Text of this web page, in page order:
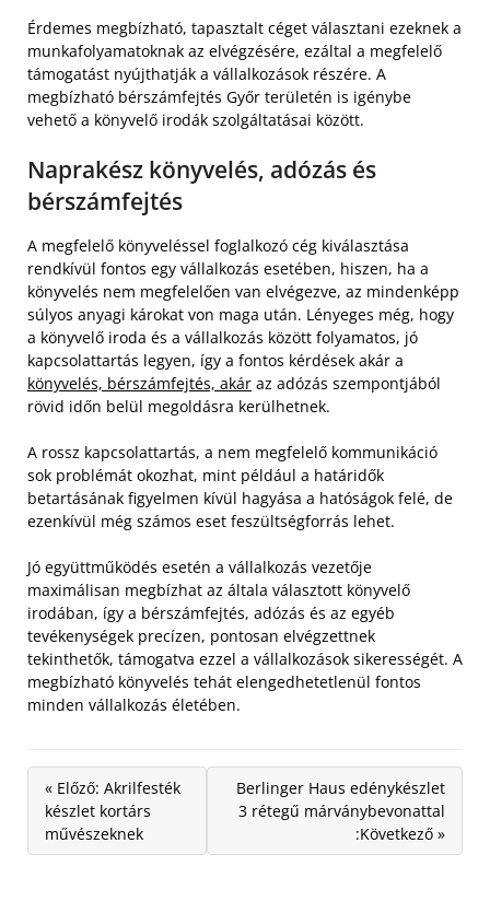
Érdemes megbízható, tapasztalt céget választani ezeknek a
munkafolyamatoknak az elvégzésére, ezáltal a megfelelő
támogatást nyújthatják a vállalkozások részére. A
megbízható bérszámfejtés Győr területén is igénybe
vehető a könyvelő irodák szolgáltatásai között.
Naprakész könyvelés, adózás és
bérszámfejtés
A megfelelő könyveléssel foglalkozó cég kiválasztása
rendkívül fontos egy vállalkozás esetében, hiszen, ha a
könyvelés nem megfelelően van elvégezve, az mindenképp
súlyos anyagi károkat von maga után. Lényeges még, hogy
a könyvelő iroda és a vállalkozás között folyamatos, jó
kapcsolattartás legyen, így a fontos kérdések akár a
könyvelés, bérszámfejtés, akár az adózás szempontjából
rövid időn belül megoldásra kerülhetnek.
A rossz kapcsolattartás, a nem megfelelő kommunikáció
sok problémát okozhat, mint például a határidők
betartásának figyelmen kívül hagyása a hatóságok felé, de
ezenkívül még számos eset feszültségforrás lehet.
Jó együttműködés esetén a vállalkozás vezetője
maximálisan megbízhat az általa választott könyvelő
irodában, így a bérszámfejtés, adózás és az egyéb
tevékenységek precízen, pontosan elvégzettnek
tekinthetők, támogatva ezzel a vállalkozások sikerességét. A
megbízható könyvelés tehát elengedhetetlenül fontos
minden vállalkozás életében.
« Előző: Akrilfesték
készlet kortárs
művészeknek
Berlinger Haus edénykészlet
3 rétegű márványbevonattal
:Következő »